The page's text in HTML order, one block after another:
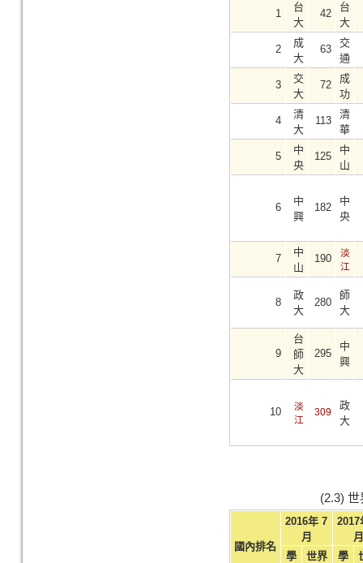
1
台
大
42
台
大
2
成
大
63
交
通
3
交
大
72
成
功
4
清
大
113
清
華
5
中
央
125
中
山
6
中
興
182
中
央
7
中
山
190
淡
江
8
政
大
280
師
大
9
台
師
大
295
中
興
10
淡
江
309
政
大
(2.3)
國內排名
2016年 7
月
2017
月
學
世界 學